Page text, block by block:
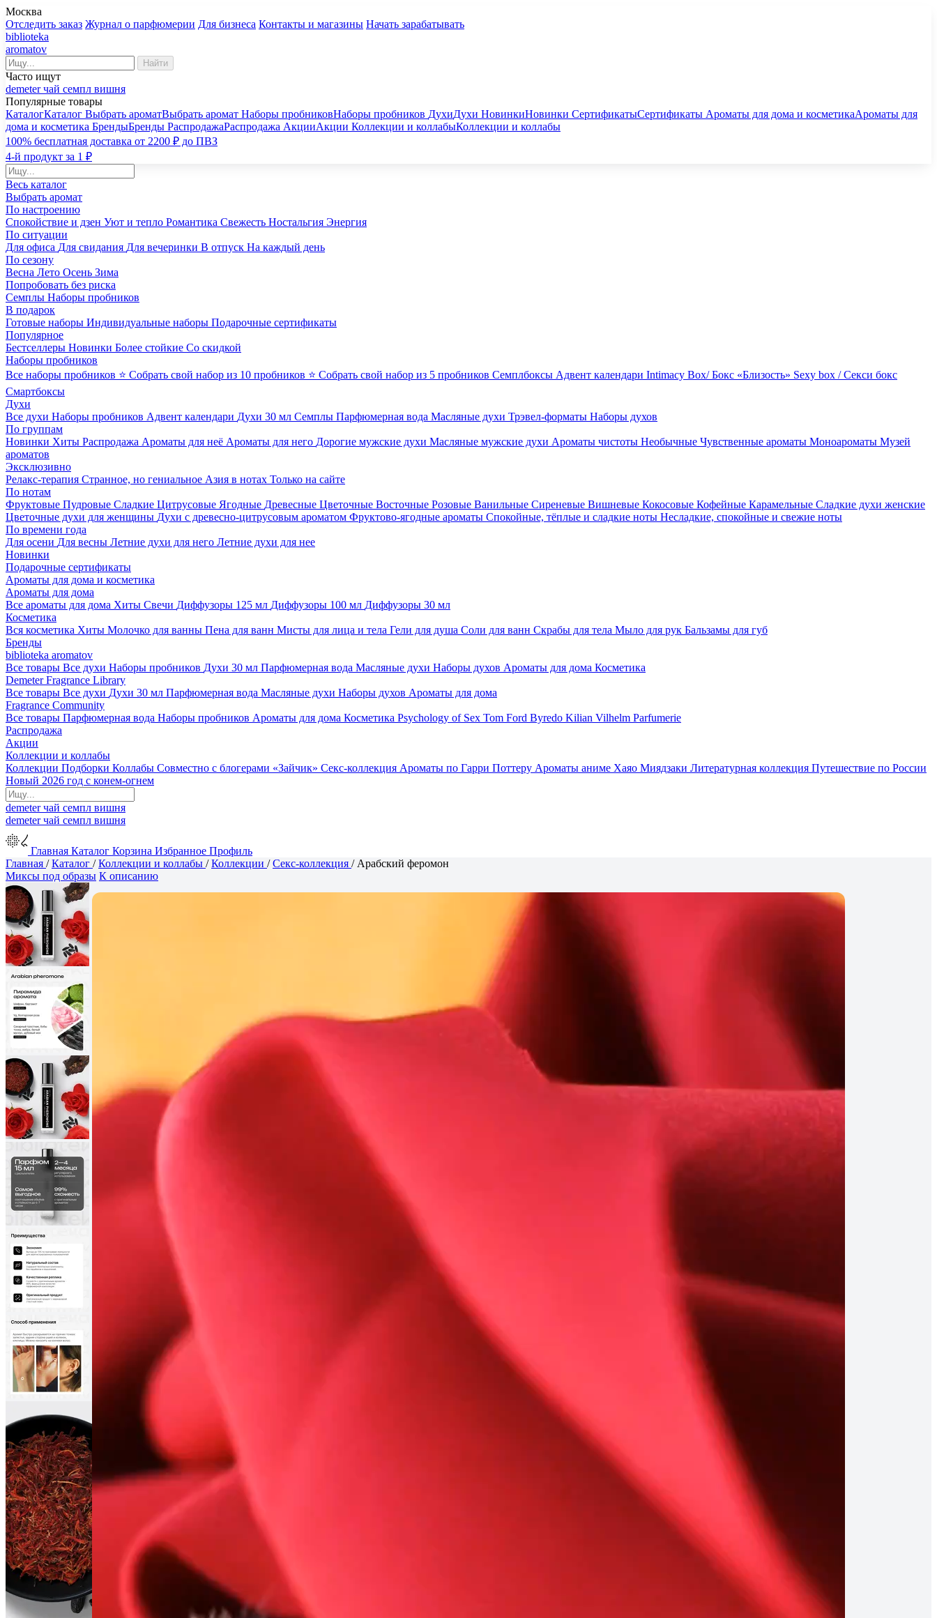
Москва
Отследить заказ Журнал о парфюмерии Для бизнеса Контакты и магазины Начать зарабатывать
biblioteka
aromatov
Найти
Часто ищут
demeterчай семпл вишня
Популярные товары
КаталогКаталог Выбрать ароматВыбрать аромат Наборы пробниковНаборы пробников ДухиДухи НовинкиНовинки СертификатыСертификаты Ароматы для дома и косметикаАроматы для
дома и косметика БрендыБренды РаспродажаРаспродажа АкцииАкции Коллекции и коллабыКоллекции и коллабы
100% бесплатная доставка от 2200 ₽ до ПВЗ
4-й продукт за 1 ₽
Весь каталог
Выбрать аромат
По настроению
Спокойствие и дзен Уют и тепло Романтика Свежесть Ностальгия Энергия
По ситуации
Для офиса Для свидания Для вечеринки В отпуск На каждый день
По сезону
Весна Лето Осень Зима
Попробовать без риска
Семплы Наборы пробников
В подарок
Готовые наборы Индивидуальные наборы Подарочные сертификаты
Популярное
Бестселлеры Новинки Более стойкие Со скидкой
Наборы пробников
Все наборы пробников ⭐ Собрать свой набор из 10 пробников ⭐ Собрать свой набор из 5 пробников Семплбоксы Адвент календари Intimacy Box/ Бокс «Близость» Sexy box / Секси бокс
Смартбоксы
Духи
Все духи Наборы пробников Адвент календари Духи 30 мл Семплы Парфюмерная вода Масляные духи Трэвел-форматы Наборы духов
По группам
Новинки Хиты Распродажа Ароматы для неё Ароматы для него Дорогие мужские духи Масляные мужские духи Ароматы чистоты Необычные Чувственные ароматы Моноароматы Музей
ароматов
Эксклюзивно
Релакс-терапия Странное, но гениальное Азия в нотах Только на сайте
По нотам
Фруктовые Пудровые Сладкие Цитрусовые Ягодные Древесные Цветочные Восточные Розовые Ванильные Сиреневые Вишневые Кокосовые Кофейные Карамельные Сладкие духи женские
Цветочные духи для женщины Духи с древесно-цитрусовым ароматом Фруктово-ягодные ароматы Спокойные, тёплые и сладкие ноты Несладкие, спокойные и свежие ноты
По времени года
Для осени Для весны Летние духи для него Летние духи для нее
Новинки
Подарочные сертификаты
Ароматы для дома и косметика
Ароматы для дома
Все ароматы для дома Хиты Свечи Диффузоры 125 мл Диффузоры 100 мл Диффузоры 30 мл
Косметика
Вся косметика Хиты Молочко для ванны Пена для ванн Мисты для лица и тела Гели для душа Соли для ванн Скрабы для тела Мыло для рук Бальзамы для губ
Бренды
biblioteka aromatov
Все товары Все духи Наборы пробников Духи 30 мл Парфюмерная вода Масляные духи Наборы духов Ароматы для дома Косметика
Demeter Fragrance Library
Все товары Все духи Духи 30 мл Парфюмерная вода Масляные духи Наборы духов Ароматы для дома
Fragrance Community
Все товары Парфюмерная вода Наборы пробников Ароматы для дома Косметика Psychology of Sex Tom Ford Byredo Kilian Vilhelm Parfumerie
Распродажа
Акции
Коллекции и коллабы
Коллекции Подборки Коллабы Совместно с блогерами «Зайчик» Секс-коллекция Ароматы по Гарри Поттеру Ароматы аниме Хаяо Миядзаки Литературная коллекция Путешествие по России
Новый 2026 год с конем-огнем
demeterчай семпл вишня
demeterчай семпл вишня
Главная Каталог Корзина Избранное Профиль
Главная /Каталог /Коллекции и коллабы /Коллекции /Секс-коллекция / Арабский феромон
Миксы под образы К описанию